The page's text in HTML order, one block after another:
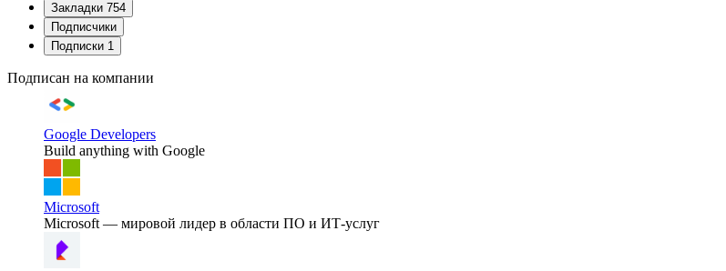
Закладки 754
Подписчики
Подписки 1
Подписан на компании
Google Developers
Build anything with Google
Microsoft
Microsoft — мировой лидер в области ПО и ИТ-услуг